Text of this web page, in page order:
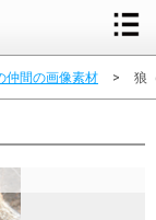
仲間の画像素材 > 狼